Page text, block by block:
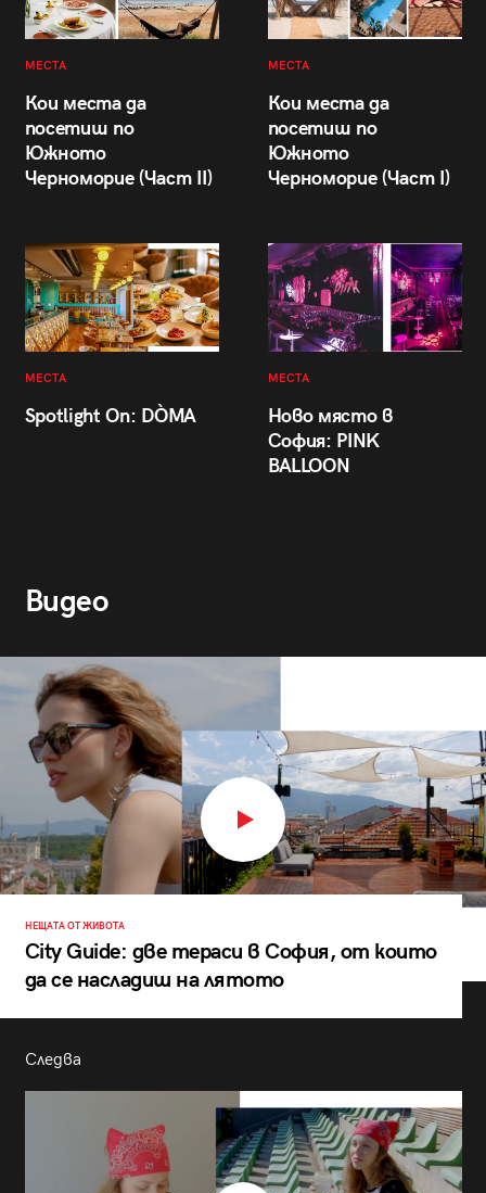
МЕСТА
Кои места да
посетиш по
Южното
Черноморие (Част II)
МЕСТА
Кои места да
посетиш по
Южното
Черноморие (Част I)
МЕСТА
Spotlight On: DÒMA
МЕСТА
Ново място в
София: PINK
BALLOON
Видео
НЕЩАТА ОТ ЖИВОТА
City Guide: две тераси в София, от които
да се насладиш на лятото
Следва